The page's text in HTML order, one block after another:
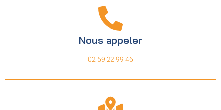
Nous appeler
02 59 22 99 46